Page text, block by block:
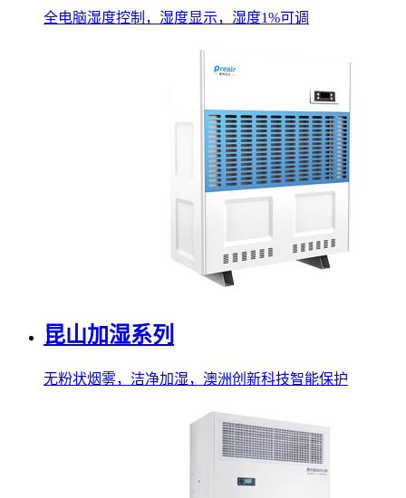
全电脑湿度控制，湿度显示，湿度1%可调
昆山加湿系列
无粉状烟雾，洁净加湿，澳洲创新科技智能保护